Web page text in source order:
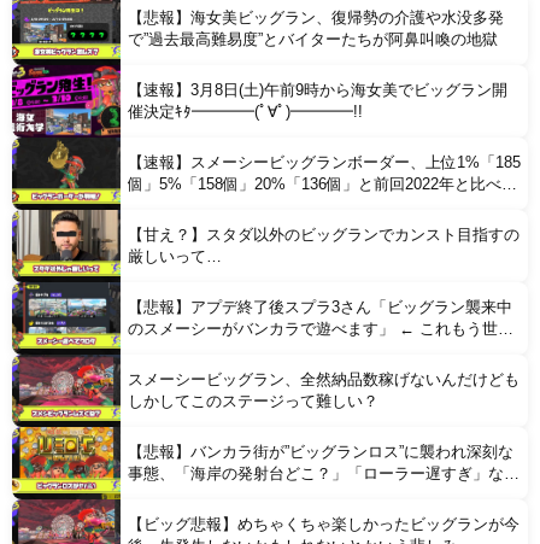
Powered by livedoor 相互RSS【悲報】海女美ビッグラン、復帰勢の介護や水没多発
で”過去最高難易度”とバイターたちが阿鼻叫喚の地獄
【速報】3月8日(土)午前9時から海女美でビッグラン開
催決定ｷﾀ━━━━(ﾟ∀ﾟ)━━━━!!
【速報】スメーシービッグランボーダー、上位1%「185
個」5%「158個」20%「136個」と前回2022年と比べて
【甘え？】スタダ以外のビッグランでカンスト目指すの
厳しいって…
【悲報】アプデ終了後スプラ3さん「ビッグラン襲来中
のスメーシーがバンカラで遊べます」 ← これもう世界
スメーシービッグラン、全然納品数稼げないんだけども
しかしてこのステージって難しい？
【悲報】バンカラ街が”ビッグランロス”に襲われ深刻な
事態、「海岸の発射台どこ？」「ローラー遅すぎ」など
【ビッグ悲報】めちゃくちゃ楽しかったビッグランが今